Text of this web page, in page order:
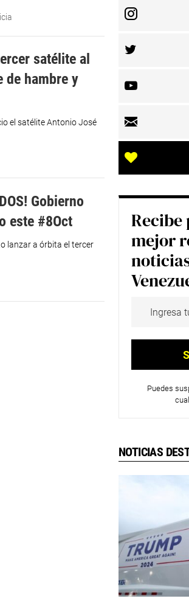
satélite al
de hambre y
el satélite Antonio José
Gobierno
este #8Oct
lanzar a órbita el tercer
Recibe
mejor
Puedes
NOTICIAS